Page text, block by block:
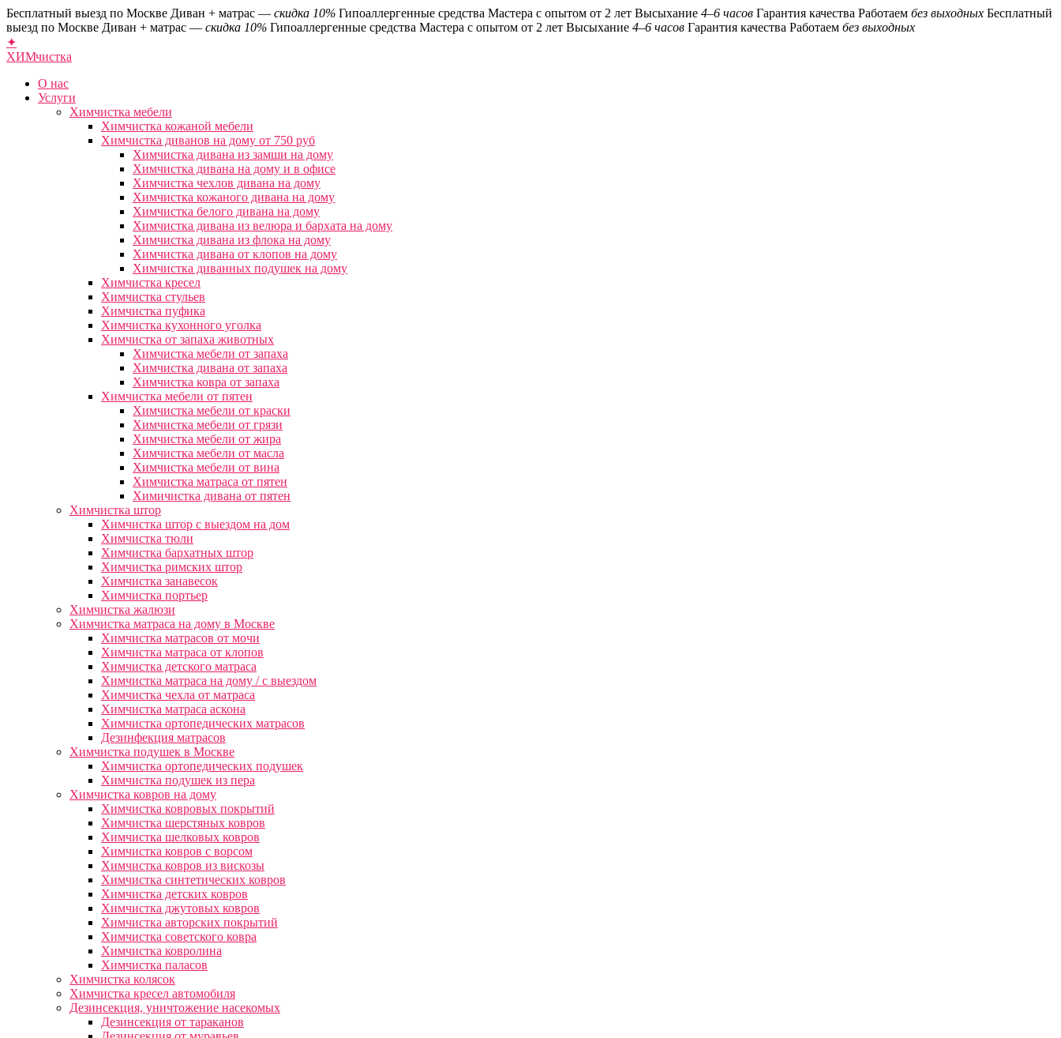
Бесплатный выезд по Москве Диван + матрас — скидка 10% Гипоаллергенные средства Мастера с опытом от 2 лет Высыхание 4–6 часов Гарантия качества Работаем без выходных Бесплатный
выезд по Москве Диван + матрас — скидка 10% Гипоаллергенные средства Мастера с опытом от 2 лет Высыхание 4–6 часов Гарантия качества Работаем без выходных
✦
ХИМчистка
О нас
Услуги
Химчистка мебели
Химчистка кожаной мебели
Химчистка диванов на дому от 750 руб
Химчистка дивана из замши на дому
Химчистка дивана на дому и в офисе
Химчистка чехлов дивана на дому
Химчистка кожаного дивана на дому
Химчистка белого дивана на дому
Химчистка дивана из велюра и бархата на дому
Химчистка дивана из флока на дому
Химчистка дивана от клопов на дому
Химчистка диванных подушек на дому
Химчистка кресел
Химчистка стульев
Химчистка пуфика
Химчистка кухонного уголка
Химчистка от запаха животных
Химчистка мебели от запаха
Химчистка дивана от запаха
Химчистка ковра от запаха
Химчистка мебели от пятен
Химчистка мебели от краски
Химчистка мебели от грязи
Химчистка мебели от жира
Химчистка мебели от масла
Химчистка мебели от вина
Химчистка матраса от пятен
Химичистка дивана от пятен
Химчистка штор
Химчистка штор с выездом на дом
Химчистка тюли
Химчистка бархатных штор
Химчистка римских штор
Химчистка занавесок
Химчистка портьер
Химчистка жалюзи
Химчистка матраса на дому в Москве
Химчистка матрасов от мочи
Химчистка матраса от клопов
Химчистка детского матраса
Химчистка матраса на дому / с выездом
Химчистка чехла от матраса
Химчистка матраса аскона
Химчистка ортопедических матрасов
Дезинфекция матрасов
Химчистка подушек в Москве
Химчистка ортопедических подушек
Химчистка подушек из пера
Химчистка ковров на дому
Химчистка ковровых покрытий
Химчистка шерстяных ковров
Химчистка шелковых ковров
Химчистка ковров с ворсом
Химчистка ковров из вискозы
Химчистка синтетических ковров
Химчистка детских ковров
Химчистка джутовых ковров
Химчистка авторских покрытий
Химчистка советского ковра
Химчистка ковролина
Химчистка паласов
Химчистка колясок
Химчистка кресел автомобиля
Дезинсекция, уничтожение насекомых
Дезинсекция от тараканов